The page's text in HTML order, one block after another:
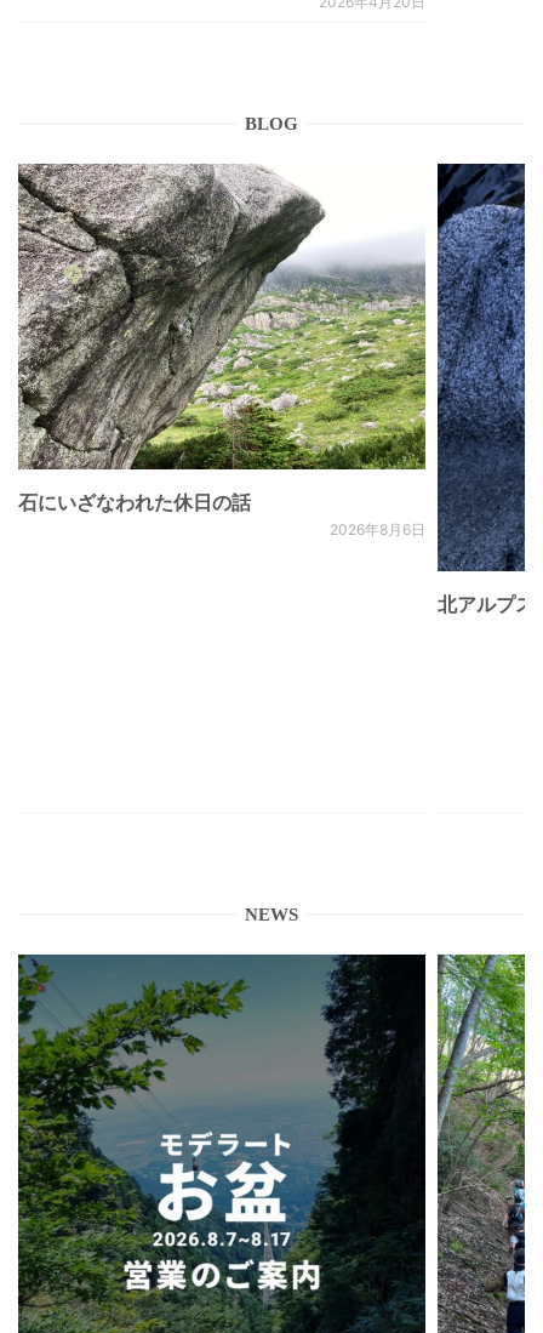
BLOG
石にいざなわれた休日の話
2026年8月6日
北アルプ
NEWS